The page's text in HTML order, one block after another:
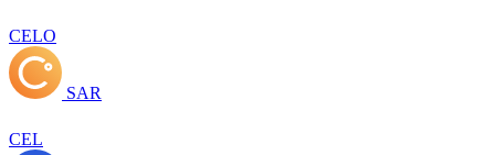
CELO
SAR
CEL